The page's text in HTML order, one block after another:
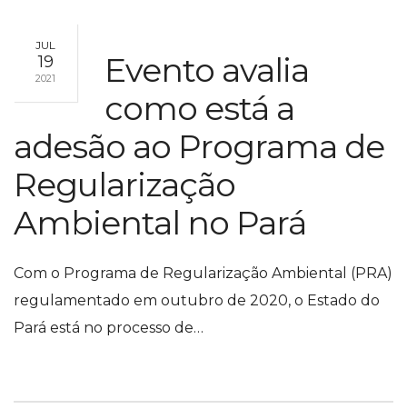
JUL
19
2021
Evento avalia
como está a
adesão ao Programa de
Regularização
Ambiental no Pará
Com o Programa de Regularização Ambiental (PRA)
regulamentado em outubro de 2020, o Estado do
Pará está no processo de…